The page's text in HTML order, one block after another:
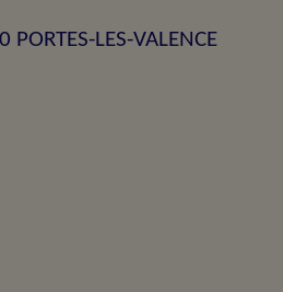
LES-VALENCE